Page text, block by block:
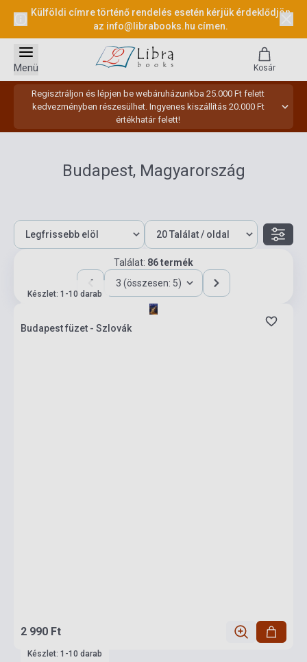
Külföldi címre történő rendelés esetén kérjük érdeklődjön
az info@librabooks.hu címen.
Regisztráljon és lépjen be webáruházunkba 25.000 Ft felett
kedvezményben részesülhet. Ingyenes kiszállítás 20.000 Ft
értékhatár felett!
Menü Kosár
Budapest, Magyarország
Találat: 86 termék
3 (összesen: 5)
Készlet: 1-10 darab
Budapest füzet - Szlovák
2 990 Ft
Készlet: 1-10 darab